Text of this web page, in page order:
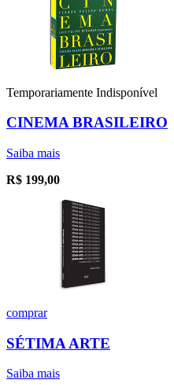
Temporariamente Indisponível
CINEMA BRASILEIRO
Saiba mais
R$ 199,00
comprar
SÉTIMA ARTE
Saiba mais